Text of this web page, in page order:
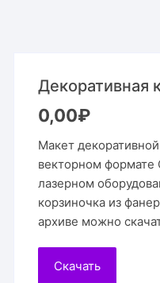
Декоративная
0,00₽
Макет
векторном формате
лазерном
корзиночка из
архиве можно
Скачать